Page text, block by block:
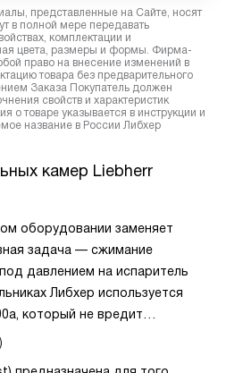
представленные на Сайте, носят
в полной мере передавать
комплектации и
цвета, размеры и формы. Фирма-
право на внесение изменений в
товара без предварительного
Заказа Покупатель должен
свойств и характеристик
о товаре указывается в инструкции и
название в России Либхер
камер Liebherr
оборудовании заменяет
задача — сжимание
давлением на испаритель
Либхер используется
который не вредит
перегоняет его
по принципу насоса. Чем